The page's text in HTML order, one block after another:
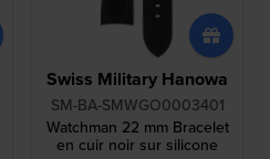
Swiss Military Hanowa
SM-BA-SMWGO0003401
Watchman 22 mm Bracelet
en cuir noir sur silicone